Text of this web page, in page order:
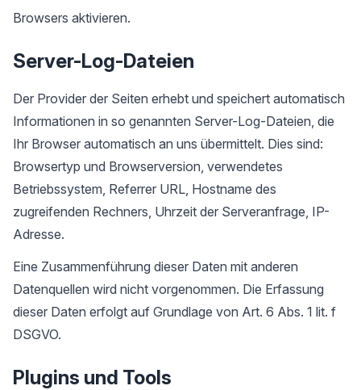
Browsers aktivieren.
Server-Log-Dateien
Der Provider der Seiten erhebt und speichert automatisch
Informationen in so genannten Server-Log-Dateien, die
Ihr Browser automatisch an uns übermittelt. Dies sind:
Browsertyp und Browserversion, verwendetes
Betriebssystem, Referrer URL, Hostname des
zugreifenden Rechners, Uhrzeit der Serveranfrage, IP-
Adresse.
Eine Zusammenführung dieser Daten mit anderen
Datenquellen wird nicht vorgenommen. Die Erfassung
dieser Daten erfolgt auf Grundlage von Art. 6 Abs. 1 lit. f
DSGVO.
Plugins und Tools